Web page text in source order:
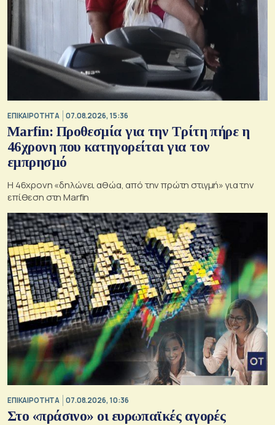
ΕΠΙΚΑΙΡΟΤΗΤΑ 07.08.2026, 15:36
Marfin: Προθεσμία για την Τρίτη πήρε η
46χρονη που κατηγορείται για τον
εμπρησμό
H 46χρονη «δηλώνει αθώα, από την πρώτη στιγμή» για την
επίθεση στη Marfin
ΕΠΙΚΑΙΡΟΤΗΤΑ 07.08.2026, 10:36
Στο «πράσινο» οι ευρωπαϊκές αγορές